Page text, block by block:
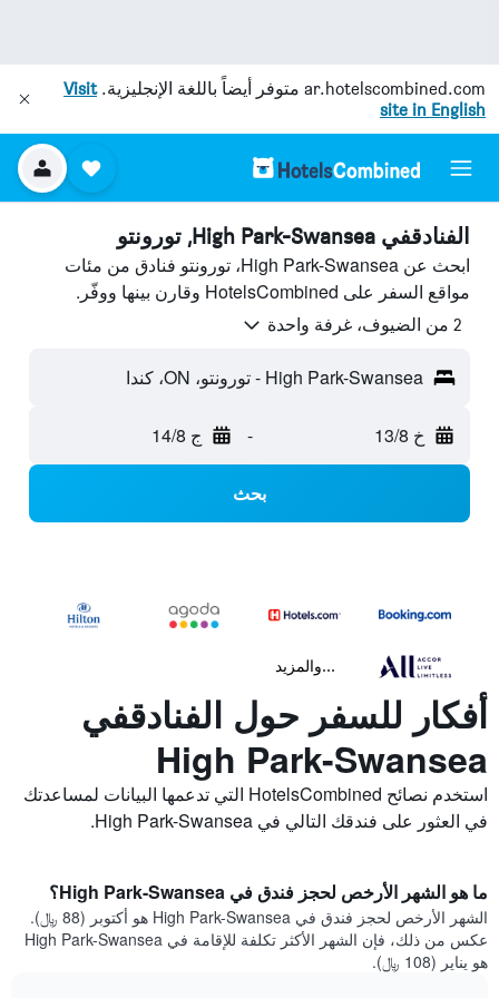
ar.hotelscombined.com متوفر أيضاً باللغة الإنجليزية.Visit
site in English
الفنادقفي High Park-Swansea, تورونتو
ابحث عن High Park-Swansea، تورونتو فنادق من مئات
مواقع السفر على HotelsCombined وقارن بينها ووفّر.
2 من الضيوف، غرفة واحدة
High Park-Swansea - تورونتو، ON، كندا
خ 13/8 - ج 14/8
بحث
...والمزيد
أفكار للسفر حول الفنادقفي
High Park-Swansea
استخدم نصائح HotelsCombined التي تدعمها البيانات لمساعدتك
في العثور على فندقك التالي في High Park-Swansea.
ما هو الشهر الأرخص لحجز فندق في High Park-Swansea؟
الشهر الأرخص لحجز فندق في High Park-Swansea هو أكتوبر (88 ﷼).
عكس من ذلك، فإن الشهر الأكثر تكلفة للإقامة في High Park-Swansea
هو يناير (108 ﷼).